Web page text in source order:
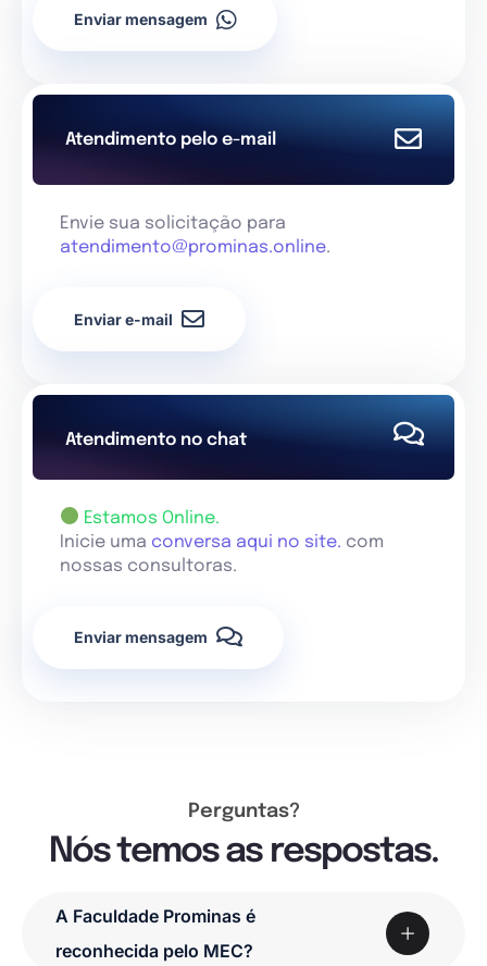
Enviar mensagem
Atendimento pelo e-mail
Envie sua solicitação para
atendimento@prominas.online.
Enviar e-mail
Atendimento no chat
Estamos Online.
Inicie uma conversa aqui no site. com
nossas consultoras.
Enviar mensagem
Perguntas?
Nós temos as respostas.
A Faculdade Prominas é
reconhecida pelo MEC?